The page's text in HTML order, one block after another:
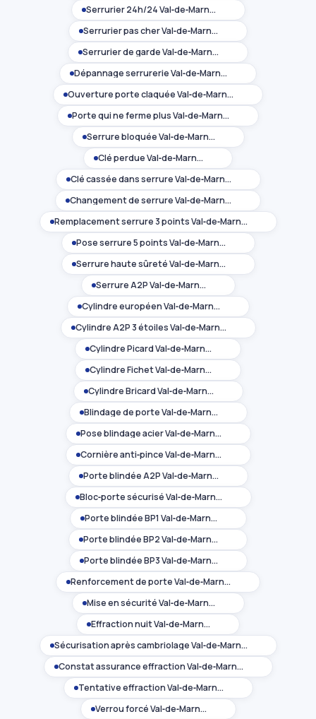
Serrurier 24h/24 Val‑de‑Marne (94)
Serrurier pas cher Val‑de‑Marne (94)
Serrurier de garde Val‑de‑Marne (94)
Dépannage serrurerie Val‑de‑Marne (94)
Ouverture porte claquée Val‑de‑Marne (94)
Porte qui ne ferme plus Val‑de‑Marne (94)
Serrure bloquée Val‑de‑Marne (94)
Clé perdue Val‑de‑Marne (94)
Clé cassée dans serrure Val‑de‑Marne (94)
Changement de serrure Val‑de‑Marne (94)
Remplacement serrure 3 points Val‑de‑Marne (94)
Pose serrure 5 points Val‑de‑Marne (94)
Serrure haute sûreté Val‑de‑Marne (94)
Serrure A2P Val‑de‑Marne (94)
Cylindre européen Val‑de‑Marne (94)
Cylindre A2P 3 étoiles Val‑de‑Marne (94)
Cylindre Picard Val‑de‑Marne (94)
Cylindre Fichet Val‑de‑Marne (94)
Cylindre Bricard Val‑de‑Marne (94)
Blindage de porte Val‑de‑Marne (94)
Pose blindage acier Val‑de‑Marne (94)
Cornière anti‑pince Val‑de‑Marne (94)
Porte blindée A2P Val‑de‑Marne (94)
Bloc‑porte sécurisé Val‑de‑Marne (94)
Porte blindée BP1 Val‑de‑Marne (94)
Porte blindée BP2 Val‑de‑Marne (94)
Porte blindée BP3 Val‑de‑Marne (94)
Renforcement de porte Val‑de‑Marne (94)
Mise en sécurité Val‑de‑Marne (94)
Effraction nuit Val‑de‑Marne (94)
Sécurisation après cambriolage Val‑de‑Marne (94)
Constat assurance effraction Val‑de‑Marne (94)
Tentative effraction Val‑de‑Marne (94)
Verrou forcé Val‑de‑Marne (94)